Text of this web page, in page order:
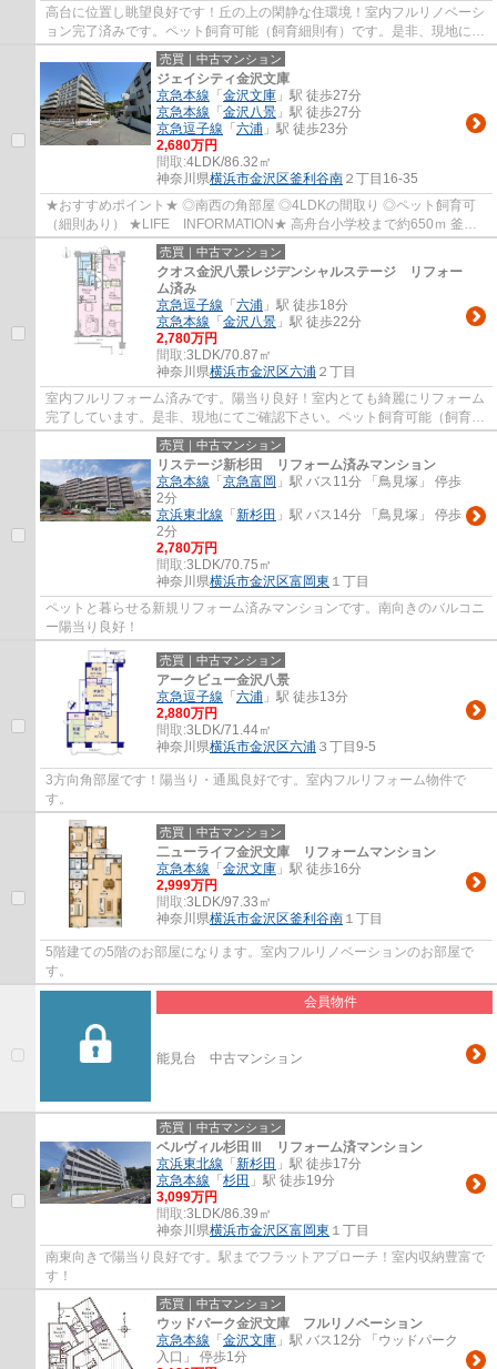
高台に位置し眺望良好です！丘の上の閑静な住環境！室内フルリノベーシ
ョン完了済みです。ペット飼育可能（飼育細則有）です。是非、現地にて
ご確認下さい。
売買｜中古マンション
ジェイシティ金沢文庫
京急本線 「 金沢文庫 」駅 徒歩27分
京急本線 「 金沢八景 」駅 徒歩27分
京急逗子線 「 六浦 」駅 徒歩23分
2,680万円
間取:4LDK/86.32㎡
神奈川県横浜市金沢区釜利谷南 ２丁目16-35
★おすすめポイント★ ◎南西の角部屋 ◎4LDKの間取り ◎ペット飼育可
（細則あり） ★LIFE INFORMATION★ 高舟台小学校まで約650ｍ 釜利
谷南小学校まで約550ｍ 釜利谷中学校まで約600ｍ
売買｜中古マンション
クオス金沢八景レジデンシャルステージ リフォー
ム済み
京急逗子線 「 六浦 」駅 徒歩18分
京急本線 「 金沢八景 」駅 徒歩22分
2,780万円
間取:3LDK/70.87㎡
神奈川県横浜市金沢区六浦 ２丁目
室内フルリフォーム済みです。陽当り良好！室内とても綺麗にリフォーム
完了しています。是非、現地にてご確認下さい。ペット飼育可能（飼育細
則有）です！
売買｜中古マンション
リステージ新杉田 リフォーム済みマンション
京急本線 「 京急富岡 」駅 バス11分 「鳥見塚」 停歩
2分
京浜東北線 「 新杉田 」駅 バス14分 「鳥見塚」 停歩
2分
2,780万円
間取:3LDK/70.75㎡
神奈川県横浜市金沢区富岡東 １丁目
ペットと暮らせる新規リフォーム済みマンションです。南向きのバルコニ
ー陽当り良好！
売買｜中古マンション
アークビュー金沢八景
京急逗子線 「 六浦 」駅 徒歩13分
2,880万円
間取:3LDK/71.44㎡
神奈川県横浜市金沢区六浦 ３丁目9-5
3方向角部屋です！陽当り・通風良好です。室内フルリフォーム物件で
す。
売買｜中古マンション
二ューライフ金沢文庫 リフォームマンション
京急本線 「 金沢文庫 」駅 徒歩16分
2,999万円
間取:3LDK/97.33㎡
神奈川県横浜市金沢区釜利谷南 １丁目
5階建ての5階のお部屋になります。室内フルリノベーションのお部屋で
す。
会員物件
能見台 中古マンション
売買｜中古マンション
ベルヴィル杉田Ⅲ リフォーム済マンション
京浜東北線 「 新杉田 」駅 徒歩17分
京急本線 「 杉田 」駅 徒歩19分
3,099万円
間取:3LDK/86.39㎡
神奈川県横浜市金沢区富岡東 １丁目
南東向きで陽当り良好です。駅までフラットアプローチ！室内収納豊富で
す！
売買｜中古マンション
ウッドパーク金沢文庫 フルリノベーション
京急本線 「 金沢文庫 」駅 バス12分 「ウッドパーク
入口」 停歩1分